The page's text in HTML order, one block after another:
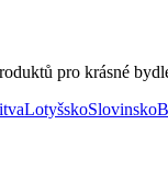
pro krásné
LotyšskoSlovinsko